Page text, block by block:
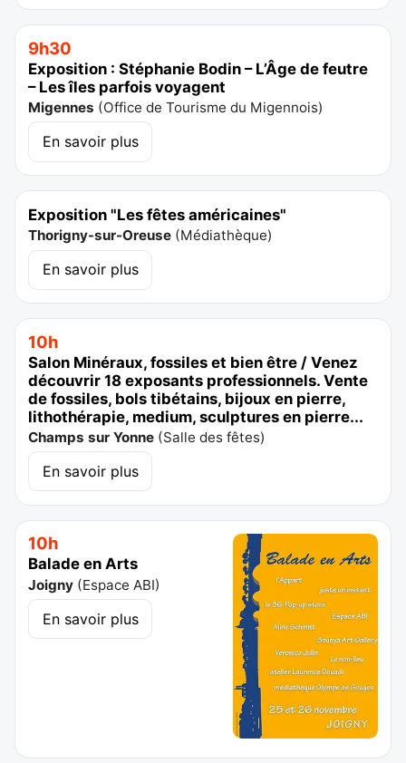
9h30
Exposition : Stéphanie Bodin – L’Âge de feutre
– Les îles parfois voyagent
Migennes (Office de Tourisme du Migennois)
En savoir plus
Exposition "Les fêtes américaines"
Thorigny-sur-Oreuse (Médiathèque)
En savoir plus
10h
Salon Minéraux, fossiles et bien être / Venez
découvrir 18 exposants professionnels. Vente
de fossiles, bols tibétains, bijoux en pierre,
lithothérapie, medium, sculptures en pierre...
Champs sur Yonne (Salle des fêtes)
En savoir plus
10h
Balade en Arts
Joigny (Espace ABI)
En savoir plus